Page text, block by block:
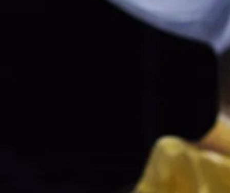
Costumes Adriana Braga Peretzki